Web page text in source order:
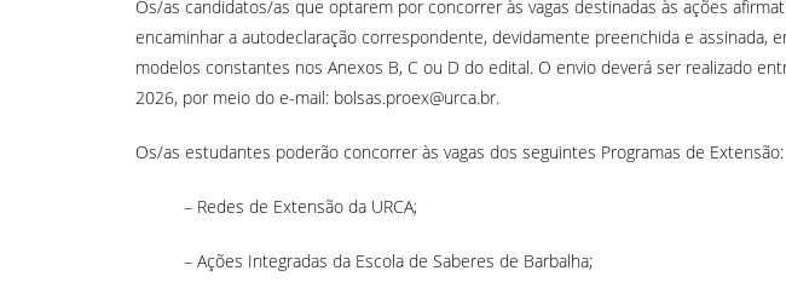
Os/as candidatos/as que optarem por concorrer às vagas destinadas às ações
encaminhar a autodeclaração correspondente, devidamente preenchida e assinada,
modelos constantes nos Anexos B, C ou D do edital. O envio deverá ser realizado
2026, por meio do e-mail: bolsas.proex@urca.br.
Os/as estudantes poderão concorrer às vagas dos seguintes Programas de Extensão:
– Redes de Extensão da URCA;
– Ações Integradas da Escola de Saberes de Barbalha;